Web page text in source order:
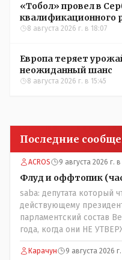
«Тобол» провел в
квалификационного
УЕФА
8 августа 2026 г. в 18:07
Европа теряет
неожиданный шанс
8 августа 2026 г. в 15:45
Последние
ACROS 9 августа 2026 г. в
Флуд и оффтопик
saba: депутата который
действующему
парламентский состав
года, когда они НЕ
Назарбаева, особенно в
некоторых вопросах
Карачун 9 августа 2026